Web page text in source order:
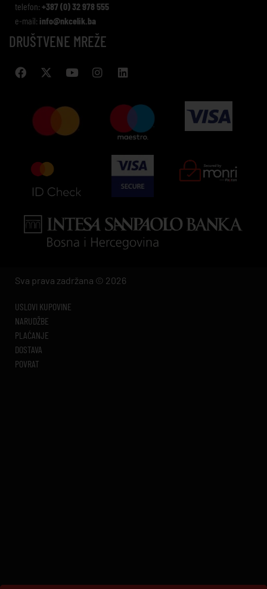
telefon: +387 (0) 32 978 555
e-mail: info@nkcelik.ba
DRUŠTVENE MREŽE
Sva prava zadržana © 2026
USLOVI KUPOVINE
NARUDŽBE
PLAĆANJE
DOSTAVA
POVRAT